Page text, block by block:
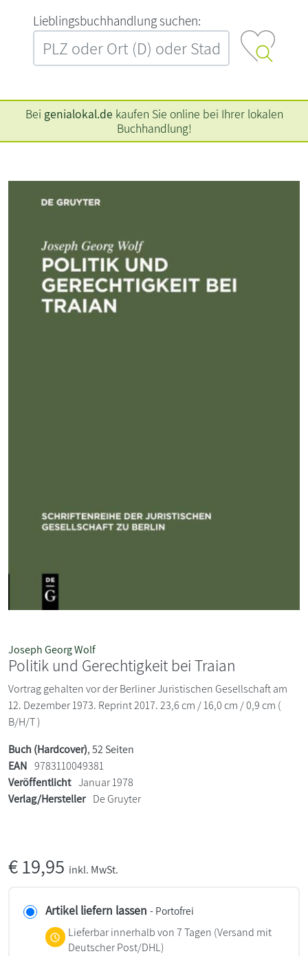
L‍i‍e‍b‍l‍i‍n‍g‍s‍b‍u‍c‍h‍h‍a‍n‍d‍l‍u‍n‍g‍ ‍s‍u‍c‍h‍e‍n‍:‍
Bei genialokal.de kaufen Sie online bei Ihrer lokalen
Buchhandlung!
Joseph Georg Wolf
Politik und Gerechtigkeit bei Traian
Vortrag gehalten vor der Berliner Juristischen Gesellschaft am
12. Dezember 1973. Reprint 2017. 23,6 cm / 16,0 cm / 0,9 cm (
B/H/T )
Buch (Hardcover), 52 Seiten
EAN 9783110049381
Veröffentlicht Januar 1978
Verlag/Hersteller De Gruyter
€19,95 inkl. MwSt.
Artikel liefern lassen - Portofrei
Lieferbar innerhalb von 7 Tagen (Versand mit
Deutscher Post/DHL)